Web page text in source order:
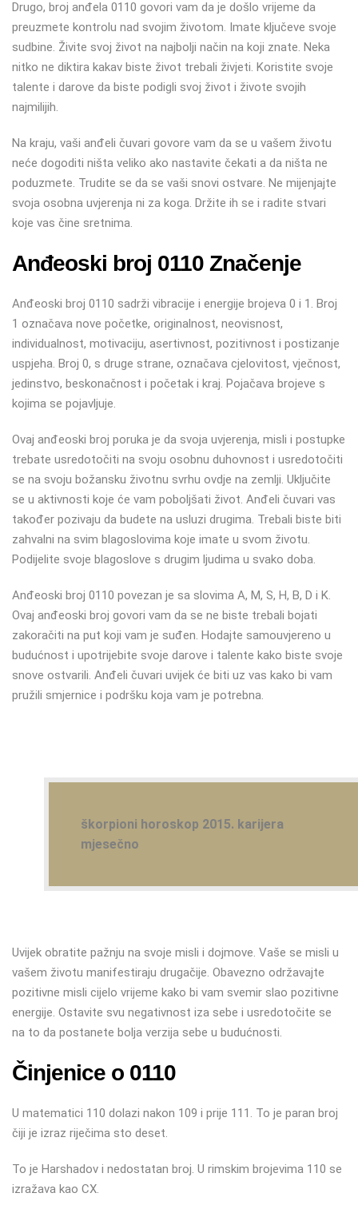
Drugo, broj anđela 0110 govori vam da je došlo vrijeme da
preuzmete kontrolu nad svojim životom. Imate ključeve svoje
sudbine. Živite svoj život na najbolji način na koji znate. Neka
nitko ne diktira kakav biste život trebali živjeti. Koristite svoje
talente i darove da biste podigli svoj život i živote svojih
najmilijih.
Na kraju, vaši anđeli čuvari govore vam da se u vašem životu
neće dogoditi ništa veliko ako nastavite čekati a da ništa ne
poduzmete. Trudite se da se vaši snovi ostvare. Ne mijenjajte
svoja osobna uvjerenja ni za koga. Držite ih se i radite stvari
koje vas čine sretnima.
Anđeoski broj 0110 Značenje
Anđeoski broj 0110 sadrži vibracije i energije brojeva 0 i 1. Broj
1 označava nove početke, originalnost, neovisnost,
individualnost, motivaciju, asertivnost, pozitivnost i postizanje
uspjeha. Broj 0, s druge strane, označava cjelovitost, vječnost,
jedinstvo, beskonačnost i početak i kraj. Pojačava brojeve s
kojima se pojavljuje.
Ovaj anđeoski broj poruka je da svoja uvjerenja, misli i postupke
trebate usredotočiti na svoju osobnu duhovnost i usredotočiti
se na svoju božansku životnu svrhu ovdje na zemlji. Uključite
se u aktivnosti koje će vam poboljšati život. Anđeli čuvari vas
također pozivaju da budete na usluzi drugima. Trebali biste biti
zahvalni na svim blagoslovima koje imate u svom životu.
Podijelite svoje blagoslove s drugim ljudima u svako doba.
Anđeoski broj 0110 povezan je sa slovima A, M, S, H, B, D i K.
Ovaj anđeoski broj govori vam da se ne biste trebali bojati
zakoračiti na put koji vam je suđen. Hodajte samouvjereno u
budućnost i upotrijebite svoje darove i talente kako biste svoje
snove ostvarili. Anđeli čuvari uvijek će biti uz vas kako bi vam
pružili smjernice i podršku koja vam je potrebna.
škorpioni horoskop 2015. karijera
mjesečno
Uvijek obratite pažnju na svoje misli i dojmove. Vaše se misli u
vašem životu manifestiraju drugačije. Obavezno održavajte
pozitivne misli cijelo vrijeme kako bi vam svemir slao pozitivne
energije. Ostavite svu negativnost iza sebe i usredotočite se
na to da postanete bolja verzija sebe u budućnosti.
Činjenice o 0110
U matematici 110 dolazi nakon 109 i prije 111. To je paran broj
čiji je izraz riječima sto deset.
To je Harshadov i nedostatan broj. U rimskim brojevima 110 se
izražava kao CX.